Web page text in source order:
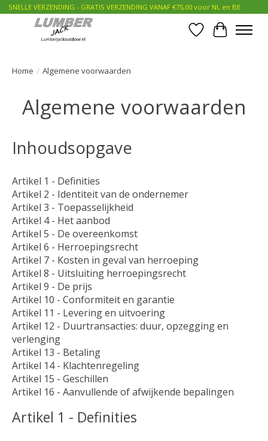
SNELLE VERZENDING - GRATIS VERZENDING VANAF €75,00 voor NL en BE
Verlanglijst
Home / Algemene voorwaarden
Algemene voorwaarden
Inhoudsopgave
Artikel 1 - Definities
Artikel 2 - Identiteit van de ondernemer
Artikel 3 - Toepasselijkheid
Artikel 4 - Het aanbod
Artikel 5 - De overeenkomst
Artikel 6 - Herroepingsrecht
Artikel 7 - Kosten in geval van herroeping
Artikel 8 - Uitsluiting herroepingsrecht
Artikel 9 - De prijs
Artikel 10 - Conformiteit en garantie
Artikel 11 - Levering en uitvoering
Artikel 12 - Duurtransacties: duur, opzegging en
verlenging
Artikel 13 - Betaling
Artikel 14 - Klachtenregeling
Artikel 15 - Geschillen
Artikel 16 - Aanvullende of afwijkende bepalingen
Artikel 1 - Definities